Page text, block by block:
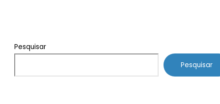
Pesquisar
Pesquisar